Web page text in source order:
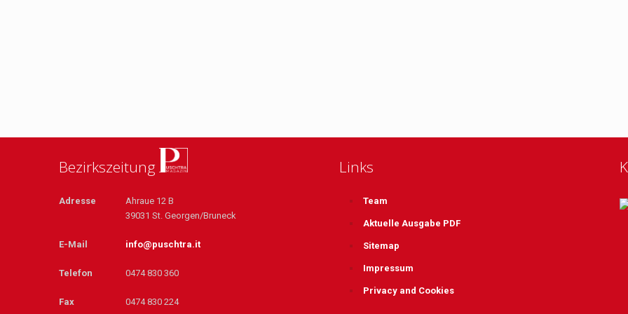
Bezirkszeitung
Adresse
Ahraue 12 B
39031 St. Georgen/Bruneck
E-Mail info@puschtra.it
Telefon 0474 830 360
Fax 0474 830 224
Links
Team
Aktuelle Ausgabe PDF
Sitemap
Impressum
Privacy and Cookies